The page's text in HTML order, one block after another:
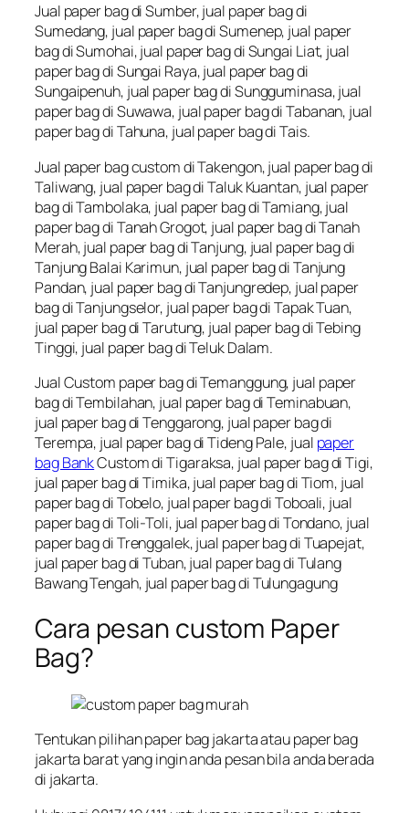
Jual paper bag di Sumber, jual paper bag di
Sumedang, jual paper bag di Sumenep, jual paper
bag di Sumohai, jual paper bag di Sungai Liat, jual
paper bag di Sungai Raya, jual paper bag di
Sungaipenuh, jual paper bag di Sungguminasa, jual
paper bag di Suwawa, jual paper bag di Tabanan, jual
paper bag di Tahuna, jual paper bag di Tais.
Jual paper bag custom di Takengon, jual paper bag di
Taliwang, jual paper bag di Taluk Kuantan, jual paper
bag di Tambolaka, jual paper bag di Tamiang, jual
paper bag di Tanah Grogot, jual paper bag di Tanah
Merah, jual paper bag di Tanjung, jual paper bag di
Tanjung Balai Karimun, jual paper bag di Tanjung
Pandan, jual paper bag di Tanjungredep, jual paper
bag di Tanjungselor, jual paper bag di Tapak Tuan,
jual paper bag di Tarutung, jual paper bag di Tebing
Tinggi, jual paper bag di Teluk Dalam.
Jual Custom paper bag di Temanggung, jual paper
bag di Tembilahan, jual paper bag di Teminabuan,
jual paper bag di Tenggarong, jual paper bag di
Terempa, jual paper bag di Tideng Pale, jual paper
bag BankCustom di Tigaraksa, jual paper bag di Tigi,
jual paper bag di Timika, jual paper bag di Tiom, jual
paper bag di Tobelo, jual paper bag di Toboali, jual
paper bag di Toli-Toli, jual paper bag di Tondano, jual
paper bag di Trenggalek, jual paper bag di Tuapejat,
jual paper bag di Tuban, jual paper bag di Tulang
Bawang Tengah, jual paper bag di Tulungagung
Cara pesan custom Paper
Bag?
Tentukan pilihan paper bag jakarta atau paper bag
jakarta barat yang ingin anda pesan bila anda berada
di jakarta.